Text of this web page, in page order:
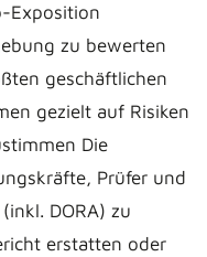
Exposition
zu bewerten
geschäftlichen
gezielt auf Risiken
Die
Prüfer und
DORA) zu
erstatten oder